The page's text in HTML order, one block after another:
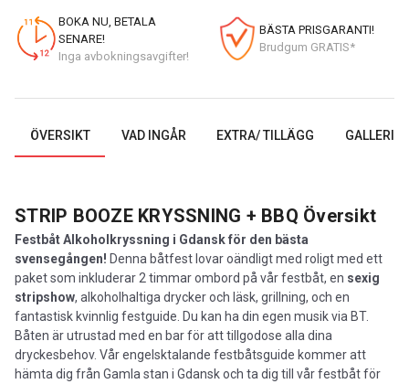
BOKA NU, BETALA
SENARE!
Inga avbokningsavgifter!
BÄSTA PRISGARANTI!
Brudgum GRATIS*
ÖVERSIKT VAD INGÅR EXTRA/ TILLÄGG GALLERI
STRIP BOOZE KRYSSNING + BBQ Översikt
Festbåt Alkoholkryssning i Gdansk för den bästa
svensegången! Denna båtfest lovar oändligt med roligt med ett
paket som inkluderar 2 timmar ombord på vår festbåt, en sexig
stripshow, alkoholhaltiga drycker och läsk, grillning, och en
fantastisk kvinnlig festguide. Du kan ha din egen musik via BT.
Båten är utrustad med en bar för att tillgodose alla dina
dryckesbehov. Vår engelsktalande festbåtsguide kommer att
hämta dig från Gamla stan i Gdansk och ta dig till vår festbåt för